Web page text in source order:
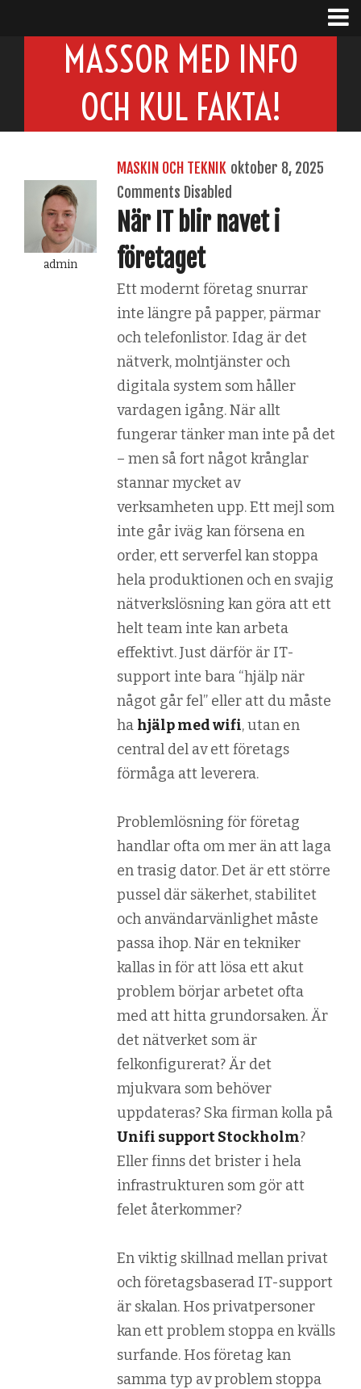
MASSOR MED INFO
OCH KUL FAKTA!
admin
MASKIN OCH TEKNIK oktober 8, 2025
Comments Disabled
När IT blir navet i
företaget
Ett modernt företag snurrar
inte längre på papper, pärmar
och telefonlistor. Idag är det
nätverk, molntjänster och
digitala system som håller
vardagen igång. När allt
fungerar tänker man inte på det
– men så fort något krånglar
stannar mycket av
verksamheten upp. Ett mejl som
inte går iväg kan försena en
order, ett serverfel kan stoppa
hela produktionen och en svajig
nätverkslösning kan göra att ett
helt team inte kan arbeta
effektivt. Just därför är IT-
support inte bara “hjälp när
något går fel” eller att du måste
ha hjälp med wifi, utan en
central del av ett företags
förmåga att leverera.
Problemlösning för företag
handlar ofta om mer än att laga
en trasig dator. Det är ett större
pussel där säkerhet, stabilitet
och användarvänlighet måste
passa ihop. När en tekniker
kallas in för att lösa ett akut
problem börjar arbetet ofta
med att hitta grundorsaken. Är
det nätverket som är
felkonfigurerat? Är det
mjukvara som behöver
uppdateras? Ska firman kolla på
Unifi support Stockholm?
Eller finns det brister i hela
infrastrukturen som gör att
felet återkommer?
En viktig skillnad mellan privat
och företagsbaserad IT-support
är skalan. Hos privatpersoner
kan ett problem stoppa en kvälls
surfande. Hos företag kan
samma typ av problem stoppa